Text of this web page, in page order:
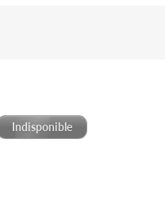
Indisponible